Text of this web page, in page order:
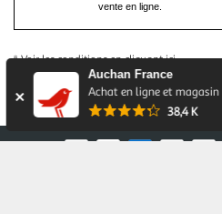
Auchan France
Achat en ligne et magasin
38,4 K
vente en ligne.
* Voir les conditionsen cliquant ici
** L’abus d’alcool est dangereux pour la
Pour votre santé, évitez de grignoter entre les